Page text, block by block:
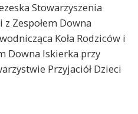
Stowarzyszenia
z Zespołem Downa
Koła Rodziców i
Downa Iskierka przy
Przyjaciół Dzieci